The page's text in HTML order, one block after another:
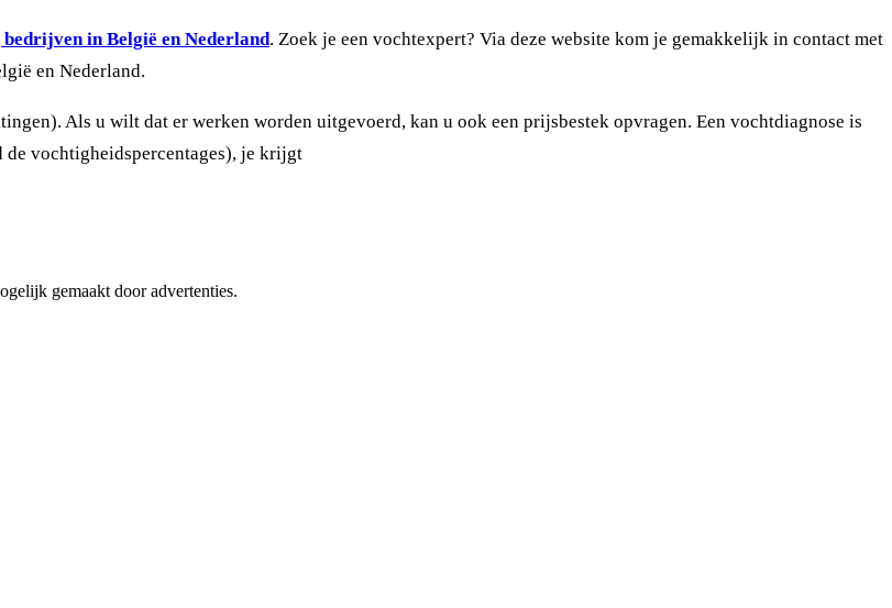
in België en Nederland. Zoek je een vochtexpert? Via deze website kom je gemakkelijk in contact met
en Nederland.
Als u wilt dat er werken worden uitgevoerd, kan u ook een prijsbestek opvragen. Een vochtdiagnose is
vochtigheidspercentages), je krijgt
gemaakt door advertenties.